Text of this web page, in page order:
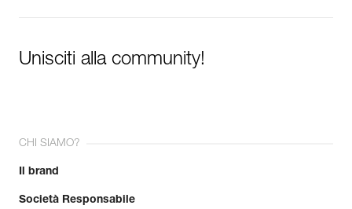
Unisciti alla community!
CHI SIAMO?
Il brand
Società Responsabile